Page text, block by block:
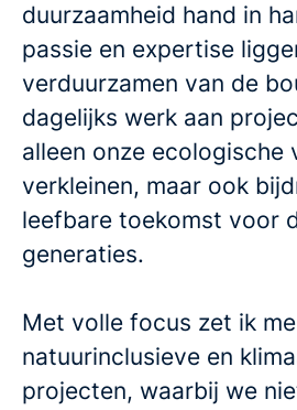
duurzaamheid hand in
passie en expertise
verduurzamen van de
dagelijks werk aan
alleen onze ecologische
verkleinen, maar ook
leefbare toekomst voor
generaties.
Met volle focus zet ik
natuurinclusieve en
projecten, waarbij we